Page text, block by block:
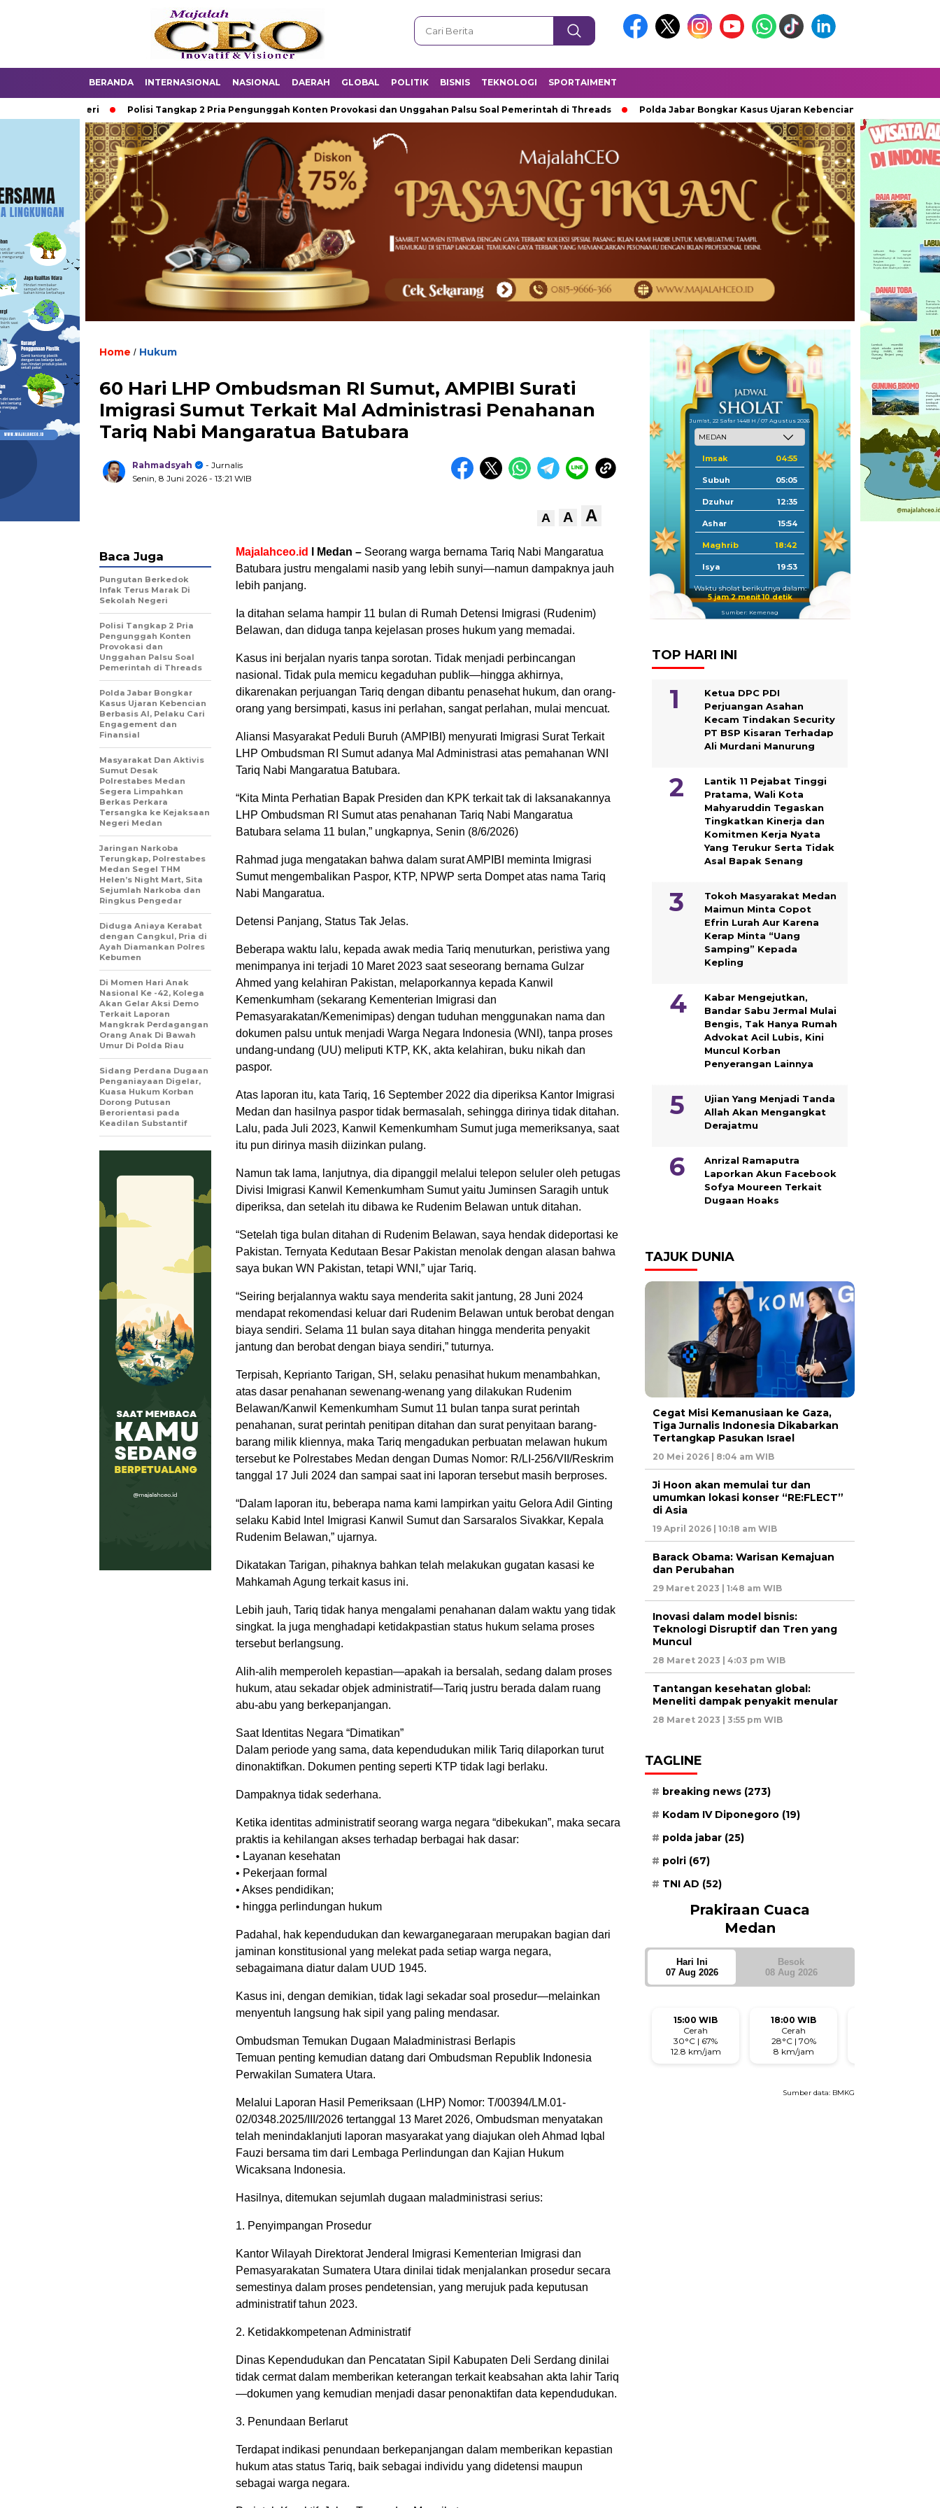
BERANDA INTERNASIONAL NASIONAL DAERAH GLOBAL POLITIK BISNIS TEKNOLOGI SPORTAIMENT
Polisi Tangkap 2 Pria Pengunggah Konten Provokasi dan Unggahan Palsu Soal Pemerintah di Threads Polda Jabar Bongkar Kasus Ujaran Kebencian Berbasis AI, Pelaku Cari
Home / Hukum
60 Hari LHP Ombudsman RI Sumut, AMPIBI Surati
Imigrasi Sumut Terkait Mal Administrasi Penahanan
Tariq Nabi Mangaratua Batubara
Rahmadsyah
- Jurnalis
Senin, 8 Juni 2026 - 13:21 WIB
A A A
Majalahceo.id l Medan – Seorang warga bernama Tariq Nabi Mangaratua
Batubara justru mengalami nasib yang lebih sunyi—namun dampaknya jauh
lebih panjang.
Ia ditahan selama hampir 11 bulan di Rumah Detensi Imigrasi (Rudenim)
Belawan, dan diduga tanpa kejelasan proses hukum yang memadai.
Kasus ini berjalan nyaris tanpa sorotan. Tidak menjadi perbincangan
nasional. Tidak pula memicu kegaduhan publik—hingga akhirnya,
dikarenakan perjuangan Tariq dengan dibantu penasehat hukum, dan orang-
orang yang bersimpati, kasus ini perlahan, sangat perlahan, mulai mencuat.
Aliansi Masyarakat Peduli Buruh (AMPIBI) menyurati Imigrasi Surat Terkait
LHP Ombudsman RI Sumut adanya Mal Administrasi atas pemahanan WNI
Tariq Nabi Mangaratua Batubara.
“Kita Minta Perhatian Bapak Presiden dan KPK terkait tak di laksanakannya
LHP Ombudsman RI Sumut atas penahanan Tariq Nabi Mangaratua
Batubara selama 11 bulan,” ungkapnya, Senin (8/6/2026)
Rahmad juga mengatakan bahwa dalam surat AMPIBI meminta Imigrasi
Sumut mengembalikan Paspor, KTP, NPWP serta Dompet atas nama Tariq
Nabi Mangaratua.
Detensi Panjang, Status Tak Jelas.
Beberapa waktu lalu, kepada awak media Tariq menuturkan, peristiwa yang
menimpanya ini terjadi 10 Maret 2023 saat seseorang bernama Gulzar
Ahmed yang kelahiran Pakistan, melaporkannya kepada Kanwil
Kemenkumham (sekarang Kementerian Imigrasi dan
Pemasyarakatan/Kemenimipas) dengan tuduhan menggunakan nama dan
dokumen palsu untuk menjadi Warga Negara Indonesia (WNI), tanpa proses
undang-undang (UU) meliputi KTP, KK, akta kelahiran, buku nikah dan
paspor.
Atas laporan itu, kata Tariq, 16 September 2022 dia diperiksa Kantor Imigrasi
Medan dan hasilnya paspor tidak bermasalah, sehingga dirinya tidak ditahan.
Lalu, pada Juli 2023, Kanwil Kemenkumham Sumut juga memeriksanya, saat
itu pun dirinya masih diizinkan pulang.
Namun tak lama, lanjutnya, dia dipanggil melalui telepon seluler oleh petugas
Divisi Imigrasi Kanwil Kemenkumham Sumut yaitu Juminsen Saragih untuk
diperiksa, dan setelah itu dibawa ke Rudenim Belawan untuk ditahan.
“Setelah tiga bulan ditahan di Rudenim Belawan, saya hendak dideportasi ke
Pakistan. Ternyata Kedutaan Besar Pakistan menolak dengan alasan bahwa
saya bukan WN Pakistan, tetapi WNI,” ujar Tariq.
“Seiring berjalannya waktu saya menderita sakit jantung, 28 Juni 2024
mendapat rekomendasi keluar dari Rudenim Belawan untuk berobat dengan
biaya sendiri. Selama 11 bulan saya ditahan hingga menderita penyakit
jantung dan berobat dengan biaya sendiri,” tuturnya.
Terpisah, Keprianto Tarigan, SH, selaku penasihat hukum menambahkan,
atas dasar penahanan sewenang-wenang yang dilakukan Rudenim
Belawan/Kanwil Kemenkumham Sumut 11 bulan tanpa surat perintah
penahanan, surat perintah penitipan ditahan dan surat penyitaan barang-
barang milik kliennya, maka Tariq mengadukan perbuatan melawan hukum
tersebut ke Polrestabes Medan dengan Dumas Nomor: R/LI-256/VII/Reskrim
tanggal 17 Juli 2024 dan sampai saat ini laporan tersebut masih berproses.
“Dalam laporan itu, beberapa nama kami lampirkan yaitu Gelora Adil Ginting
selaku Kabid Intel Imigrasi Kanwil Sumut dan Sarsaralos Sivakkar, Kepala
Rudenim Belawan,” ujarnya.
Dikatakan Tarigan, pihaknya bahkan telah melakukan gugatan kasasi ke
Mahkamah Agung terkait kasus ini.
Lebih jauh, Tariq tidak hanya mengalami penahanan dalam waktu yang tidak
singkat. Ia juga menghadapi ketidakpastian status hukum selama proses
tersebut berlangsung.
Alih-alih memperoleh kepastian—apakah ia bersalah, sedang dalam proses
hukum, atau sekadar objek administratif—Tariq justru berada dalam ruang
abu-abu yang berkepanjangan.
Saat Identitas Negara “Dimatikan”
Dalam periode yang sama, data kependudukan milik Tariq dilaporkan turut
dinonaktifkan. Dokumen penting seperti KTP tidak lagi berlaku.
Dampaknya tidak sederhana.
Ketika identitas administratif seorang warga negara “dibekukan”, maka secara
praktis ia kehilangan akses terhadap berbagai hak dasar:
• Layanan kesehatan
• Pekerjaan formal
• Akses pendidikan;
• hingga perlindungan hukum
Padahal, hak kependudukan dan kewarganegaraan merupakan bagian dari
jaminan konstitusional yang melekat pada setiap warga negara,
sebagaimana diatur dalam UUD 1945.
Kasus ini, dengan demikian, tidak lagi sekadar soal prosedur—melainkan
menyentuh langsung hak sipil yang paling mendasar.
Ombudsman Temukan Dugaan Maladministrasi Berlapis
Temuan penting kemudian datang dari Ombudsman Republik Indonesia
Perwakilan Sumatera Utara.
Melalui Laporan Hasil Pemeriksaan (LHP) Nomor: T/00394/LM.01-
02/0348.2025/III/2026 tertanggal 13 Maret 2026, Ombudsman menyatakan
telah menindaklanjuti laporan masyarakat yang diajukan oleh Ahmad Iqbal
Fauzi bersama tim dari Lembaga Perlindungan dan Kajian Hukum
Wicaksana Indonesia.
Hasilnya, ditemukan sejumlah dugaan maladministrasi serius:
1. Penyimpangan Prosedur
Kantor Wilayah Direktorat Jenderal Imigrasi Kementerian Imigrasi dan
Pemasyarakatan Sumatera Utara dinilai tidak menjalankan prosedur secara
semestinya dalam proses pendetensian, yang merujuk pada keputusan
administratif tahun 2023.
2. Ketidakkompetenan Administratif
Dinas Kependudukan dan Pencatatan Sipil Kabupaten Deli Serdang dinilai
tidak cermat dalam memberikan keterangan terkait keabsahan akta lahir Tariq
—dokumen yang kemudian menjadi dasar penonaktifan data kependudukan.
3. Penundaan Berlarut
Terdapat indikasi penundaan berkepanjangan dalam memberikan kepastian
hukum atas status Tariq, baik sebagai individu yang didetensi maupun
sebagai warga negara.
Baca Juga
Pungutan Berkedok
Infak Terus Marak Di
Sekolah Negeri
Polisi Tangkap 2 Pria
Pengunggah Konten
Provokasi dan
Unggahan Palsu Soal
Pemerintah di Threads
Polda Jabar Bongkar
Kasus Ujaran Kebencian
Berbasis AI, Pelaku Cari
Engagement dan
Finansial
Masyarakat Dan Aktivis
Sumut Desak
Polrestabes Medan
Segera Limpahkan
Berkas Perkara
Tersangka ke Kejaksaan
Negeri Medan
Jaringan Narkoba
Terungkap, Polrestabes
Medan Segel THM
Helen’s Night Mart, Sita
Sejumlah Narkoba dan
Ringkus Pengedar
Diduga Aniaya Kerabat
dengan Cangkul, Pria di
Ayah Diamankan Polres
Kebumen
Di Momen Hari Anak
Nasional Ke -42, Kolega
Akan Gelar Aksi Demo
Terkait Laporan
Mangkrak Perdagangan
Orang Anak Di Bawah
Umur Di Polda Riau
Sidang Perdana Dugaan
Penganiayaan Digelar,
Kuasa Hukum Korban
Dorong Putusan
Berorientasi pada
Keadilan Substantif
Jum'at, 22 Safar 1448 H / 07 Agustus 2026
Imsak 04:55
Subuh 05:05
Dzuhur 12:35
Ashar 15:54
Maghrib 18:42
Isya 19:53
Waktu sholat berikutnya dalam:
5 jam 2 menit 9 detik
Sumber: Kemenag
TOP HARI INI
Ketua DPC PDI
Perjuangan Asahan
Kecam Tindakan Security
PT BSP Kisaran Terhadap
Ali Murdani Manurung
Lantik 11 Pejabat Tinggi
Pratama, Wali Kota
Mahyaruddin Tegaskan
Tingkatkan Kinerja dan
Komitmen Kerja Nyata
Yang Terukur Serta Tidak
Asal Bapak Senang
Tokoh Masyarakat Medan
Maimun Minta Copot
Efrin Lurah Aur Karena
Kerap Minta “Uang
Samping” Kepada
Kepling
Kabar Mengejutkan,
Bandar Sabu Jermal Mulai
Bengis, Tak Hanya Rumah
Advokat Acil Lubis, Kini
Muncul Korban
Penyerangan Lainnya
Ujian Yang Menjadi Tanda
Allah Akan Mengangkat
Derajatmu
Anrizal Ramaputra
Laporkan Akun Facebook
Sofya Moureen Terkait
Dugaan Hoaks
TAJUK DUNIA
Cegat Misi Kemanusiaan ke Gaza,
Tiga Jurnalis Indonesia Dikabarkan
Tertangkap Pasukan Israel
20 Mei 2026 | 8:04 am WIB
Ji Hoon akan memulai tur dan
umumkan lokasi konser “RE:FLECT”
di Asia
19 April 2026 | 10:18 am WIB
Barack Obama: Warisan Kemajuan
dan Perubahan
29 Maret 2023 | 1:48 am WIB
Inovasi dalam model bisnis:
Teknologi Disruptif dan Tren yang
Muncul
28 Maret 2023 | 4:03 pm WIB
Tantangan kesehatan global:
Meneliti dampak penyakit menular
28 Maret 2023 | 3:55 pm WIB
TAGLINE
breaking news (273)
Kodam IV Diponegoro (19)
polda jabar (25)
polri (67)
TNI AD (52)
Prakiraan Cuaca
Medan
Hari Ini
07 Aug 2026
Besok
08 Aug 2026
15:00 WIB
Cerah
30°C | 67%
12.8 km/jam
18:00 WIB
Cerah
28°C | 70%
8 km/jam
Sumber data: BMKG